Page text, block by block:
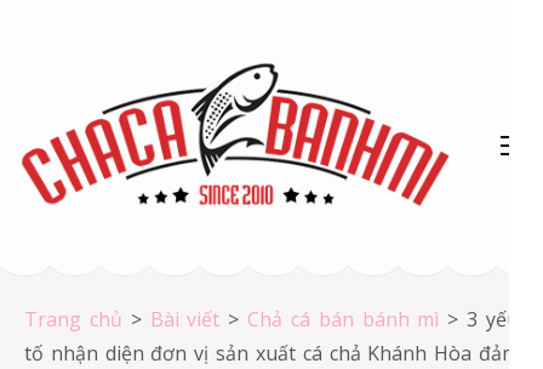
nội
dung
Trang chủ > Bài viết > Chả cá bán bánh mì > 3 yếu
tố nhận diện đơn vị sản xuất cá chả Khánh Hòa đảm